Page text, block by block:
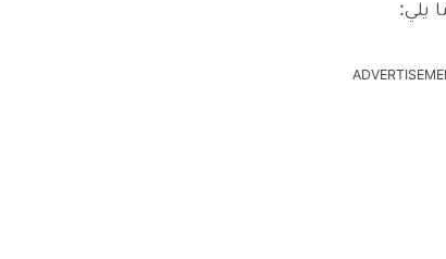
يلي: